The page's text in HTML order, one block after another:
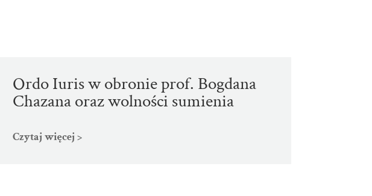
Ordo Iuris w obronie prof. Bogdana
Chazana oraz wolności sumienia
Czytaj więcej >